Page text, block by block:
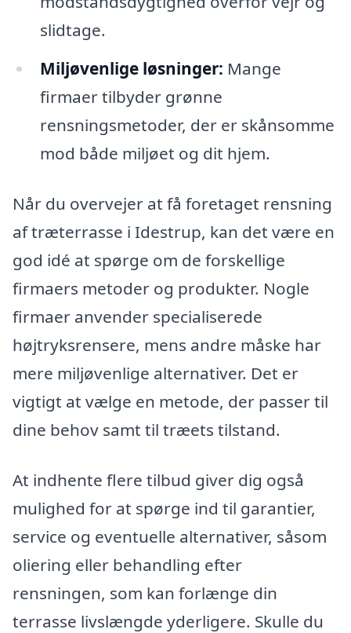
slidtage.
Miljøvenlige løsninger: Mange
firmaer tilbyder grønne
rensningsmetoder, der er skånsomme
mod både miljøet og dit hjem.
Når du overvejer at få foretaget rensning
af træterrasse i Idestrup, kan det være en
god idé at spørge om de forskellige
firmaers metoder og produkter. Nogle
firmaer anvender specialiserede
højtryksrensere, mens andre måske har
mere miljøvenlige alternativer. Det er
vigtigt at vælge en metode, der passer til
dine behov samt til træets tilstand.
At indhente flere tilbud giver dig også
mulighed for at spørge ind til garantier,
service og eventuelle alternativer, såsom
oliering eller behandling efter
rensningen, som kan forlænge din
terrasse livslængde yderligere. Skulle du